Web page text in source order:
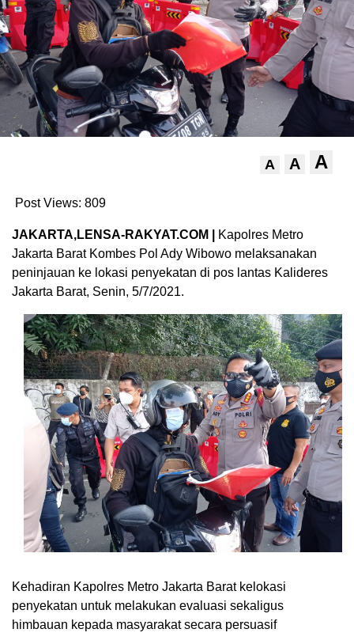
A A A
Post Views: 809
JAKARTA,LENSA-RAKYAT.COM |
Kapolres Metro
Jakarta Barat Kombes Pol Ady Wibowo melaksanakan
peninjauan ke lokasi penyekatan di pos lantas Kalideres
Jakarta Barat, Senin, 5/7/2021.
Kehadiran Kapolres Metro Jakarta Barat kelokasi
penyekatan untuk melakukan evaluasi sekaligus
himbauan kepada masyarakat secara persuasif